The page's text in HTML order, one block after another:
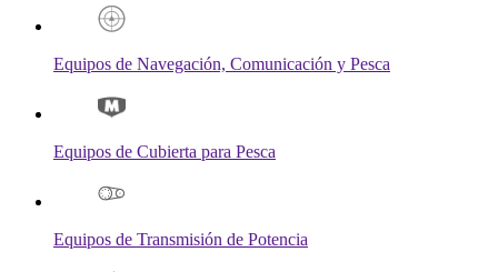
Equipos de Navegación, Comunicación y Pesca
Equipos de Cubierta para Pesca
Equipos de Transmisión de Potencia